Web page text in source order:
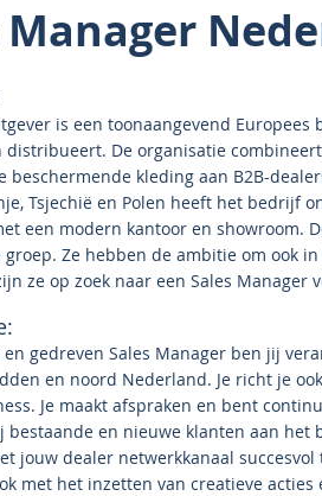
Manager
is een toonaangevend
distribueert. De organisatie
beschermende kleding aan B2B-
Tsjechië en Polen heeft het bedrijf
een modern kantoor en showroom.
Ze hebben de ambitie om ook
ze op zoek naar een Sales Manager
gedreven Sales Manager ben jij
en noord Nederland. Je richt je
Je maakt afspraken en bent
bestaande en nieuwe klanten aan
jouw dealer netwerkkanaal
met het inzetten van creatieve